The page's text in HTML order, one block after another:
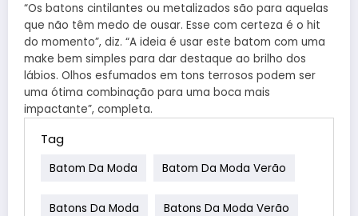
“Os batons cintilantes ou metalizados são para aquelas
que não têm medo de ousar. Esse com certeza é o hit
do momento”, diz. “A ideia é usar este batom com uma
make bem simples para dar destaque ao brilho dos
lábios. Olhos esfumados em tons terrosos podem ser
uma ótima combinação para uma boca mais
impactante”, completa.
Tag
Batom Da Moda Batom Da Moda Verão
Batons Da Moda Batons Da Moda Verão